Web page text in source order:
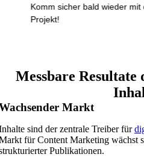
Komm sicher bald wieder mit dem
Projekt!
Messbare Resultate
Markt
sind der zentrale Treiber für
für Content Marketing wächst
Publikationen.